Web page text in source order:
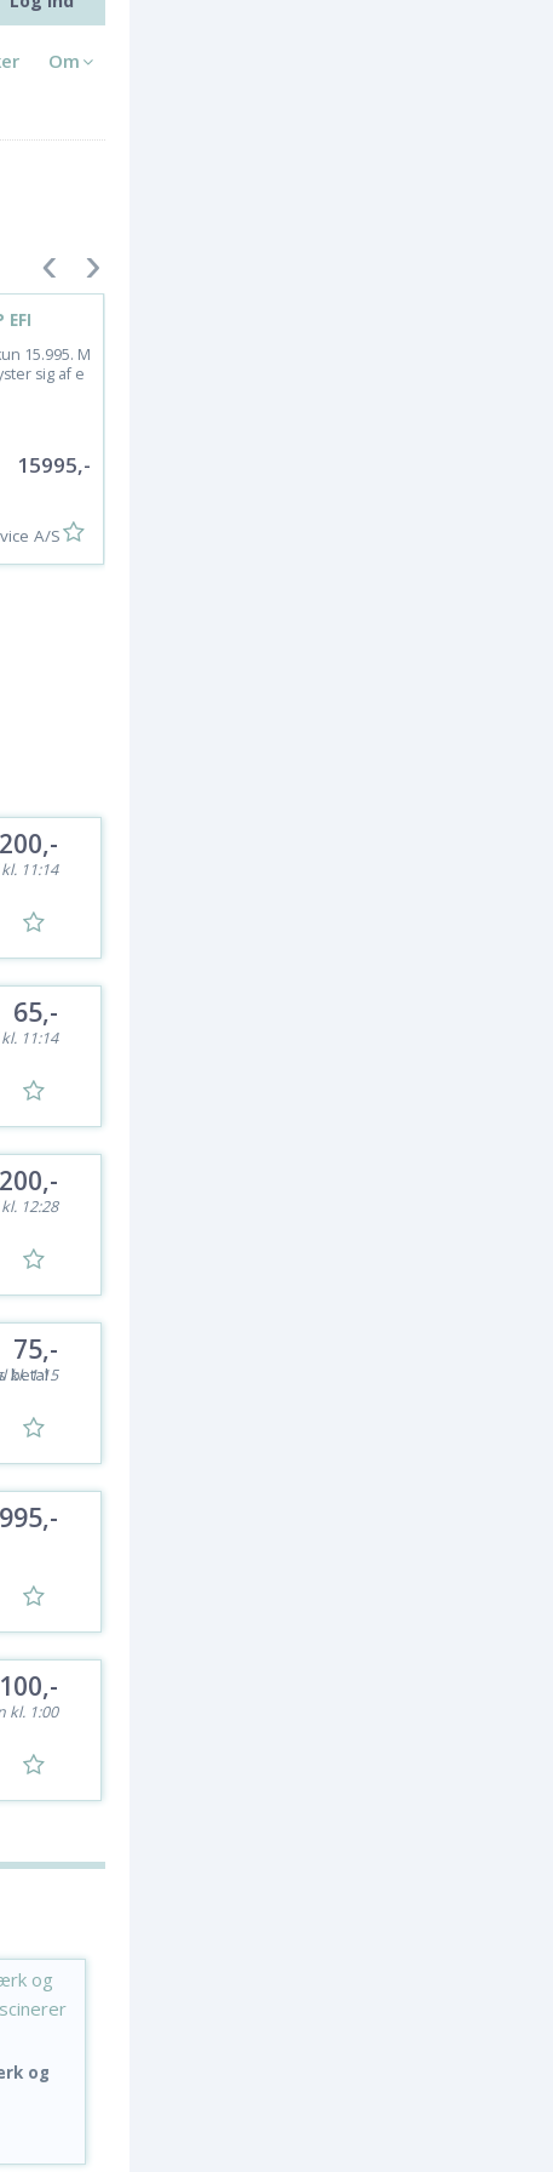
Om
15.995. M
sig af e
15995,-
A/S
200,-
11:14
65,-
11:14
200,-
12:28
betal
75,-
kl. 1:15
100,-
kl. 1:00
og